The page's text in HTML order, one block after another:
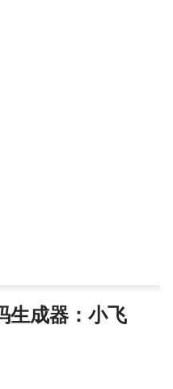
生成器：小飞